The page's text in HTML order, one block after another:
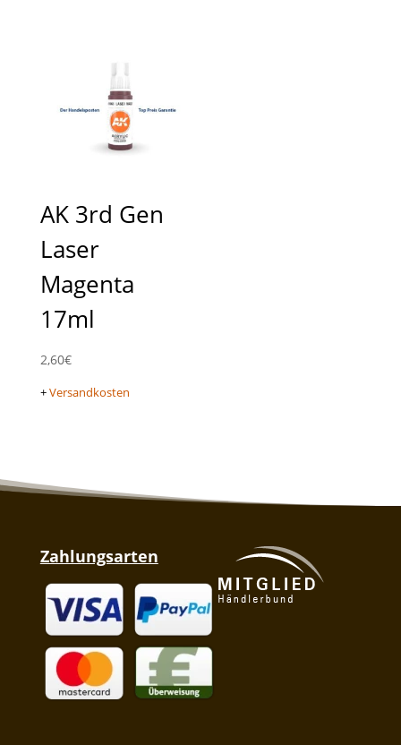
AK 3rd Gen
Laser
Magenta
17ml
2,60€
+Versandkosten
Zahlungsarten